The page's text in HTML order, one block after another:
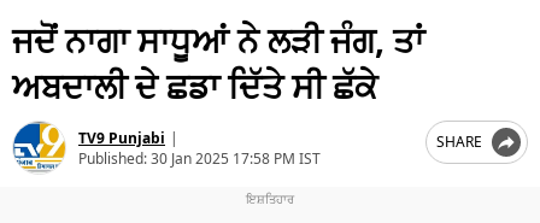
ਕਰਿਅਰ
ਮਨੋਰੰਜਨ
ਦੇਸ਼
ਜਦੋਂ ਨਾਗਾ ਸਾਧੂਆਂ ਨੇ ਲੜੀ ਜੰਗ, ਤਾਂ
ਅਬਦਾਲੀ ਦੇ ਛਡਾ ਦਿੱਤੇ ਸੀ ਛੱਕੇ
TV9 Punjabi |
Published:30 Jan 2025 17:58 PM IST
SHARE